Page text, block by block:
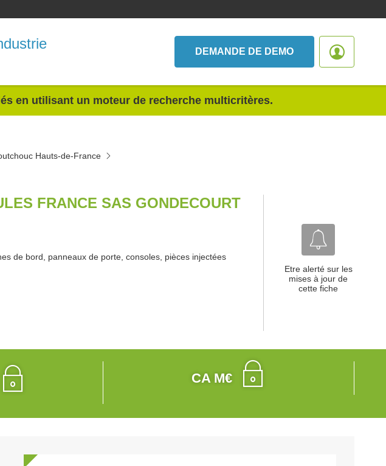
DEMANDE DE DEMO
en utilisant un moteur de recherche multicritères.
Hauts-de-France
FRANCE SAS GONDECOURT
de bord, panneaux de porte, consoles, pièces injectées
Etre alerté sur les
mises à jour de
cette fiche
CA M€